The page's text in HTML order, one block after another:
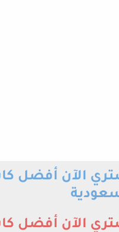
الآن أفضل
الآن أفضل